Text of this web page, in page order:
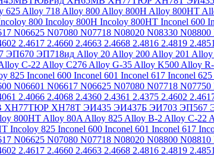
625 Alloy 718 Alloy 800 Alloy 800H Alloy 800HT
800 Incoloy 800H Incoloy 800HT Inconel 600
N06625 N07080 N07718 N08020 N08330 N08800
2.4617 2.4660 2.4663 2.4668 2.4816 2.4819 2.4851
ЭП670 ЭП718ид Alloy 20 Alloy 200 Alloy 201 Alloy
C-22 Alloy C276 Alloy G-35 Alloy K500 Alloy
825 Inconel 600 Inconel 601 Inconel 617 Inconel 625
N06601 N06617 N06625 N07080 N07718 N07750
2.4066 2.4068 2.4360 2.4361 2.4375 2.4602
ХН77ТЮР ХН78Т ЭИ435 ЭИ437Б ЭИ703 ЭП567
800HT Alloy 80A Alloy 825 Alloy B-2 Alloy C-22
Incoloy 825 Inconel 600 Inconel 601 Inconel 617
N06625 N07080 N07718 N08020 N08800 N08810
2.4617 2.4660 2.4663 2.4668 2.4816 2.4819 2.4851